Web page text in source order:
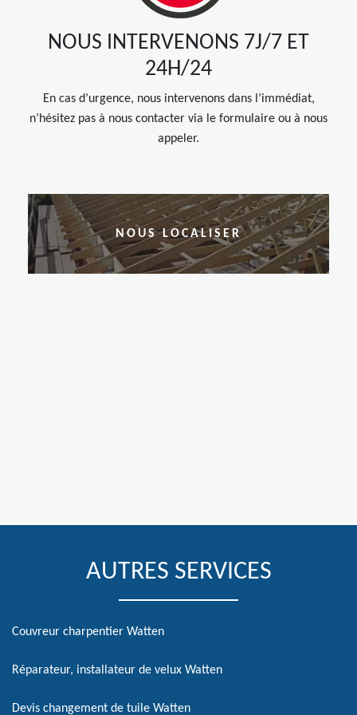
NOUS INTERVENONS 7J/7 ET
24H/24
En cas d’urgence, nous intervenons dans l’immédiat,
n’hésitez pas à nous contacter via le formulaire ou à nous
appeler.
NOUS LOCALISER
AUTRES SERVICES
Couvreur charpentier Watten
Réparateur, installateur de velux Watten
Devis changement de tuile Watten